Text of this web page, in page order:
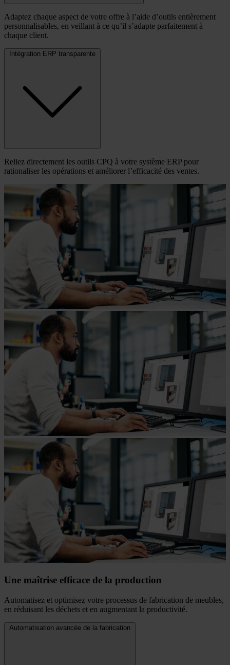
Adaptez chaque aspect de votre offre à l’aide d’outils entièrement
personnalisables, en veillant à ce qu’il s’adapte parfaitement à
chaque client.
Intégration ERP transparente
Reliez directement les outils CPQ à votre système ERP pour
rationaliser les opérations et améliorer l’efficacité des ventes.
Une maîtrise efficace de la production
Automatisez et optimisez votre processus de fabrication de meubles,
en réduisant les déchets et en augmentant la productivité.
Automatisation avancée de la fabrication